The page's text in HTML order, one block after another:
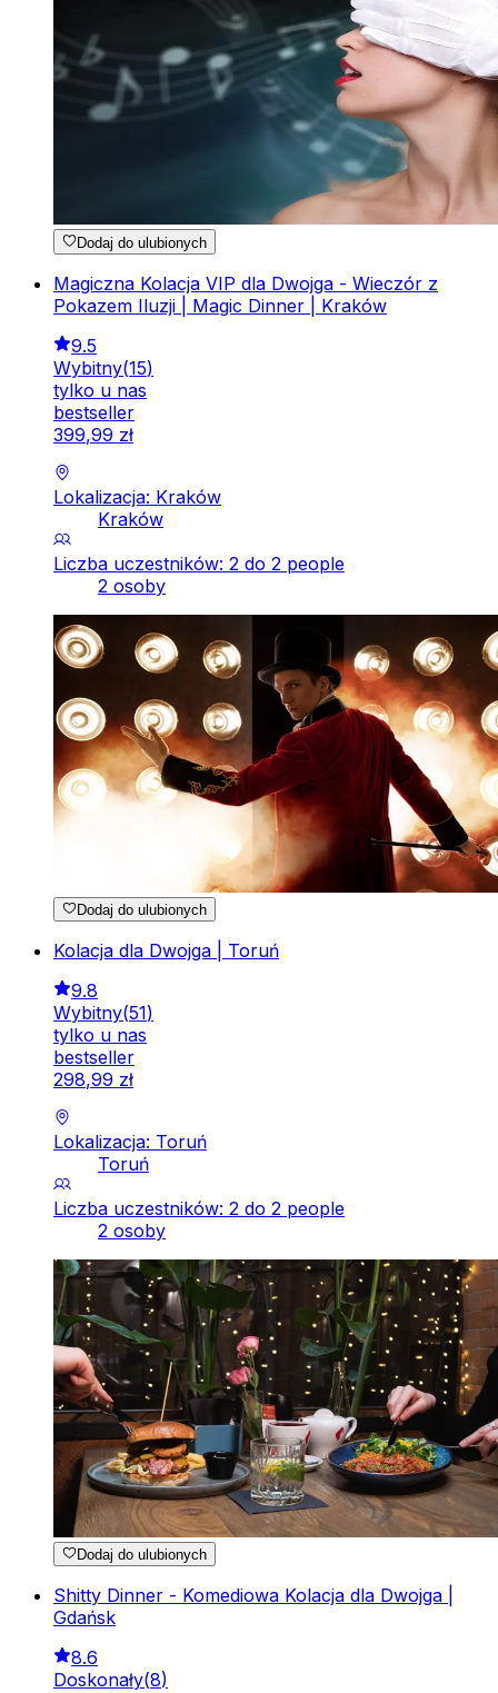
Dodaj do ulubionych
Magiczna Kolacja VIP dla Dwojga - Wieczór z
Pokazem Iluzji | Magic Dinner | Kraków
9.5
Wybitny(15)
tylko u nas
bestseller
399,99 zł
Lokalizacja: Kraków
Kraków
Liczba uczestników: 2 do 2 people
2 osoby
Dodaj do ulubionych
Kolacja dla Dwojga | Toruń
9.8
Wybitny(51)
tylko u nas
bestseller
298,99 zł
Lokalizacja: Toruń
Toruń
Liczba uczestników: 2 do 2 people
2 osoby
Dodaj do ulubionych
Shitty Dinner - Komediowa Kolacja dla Dwojga |
Gdańsk
8.6
Doskonały(8)